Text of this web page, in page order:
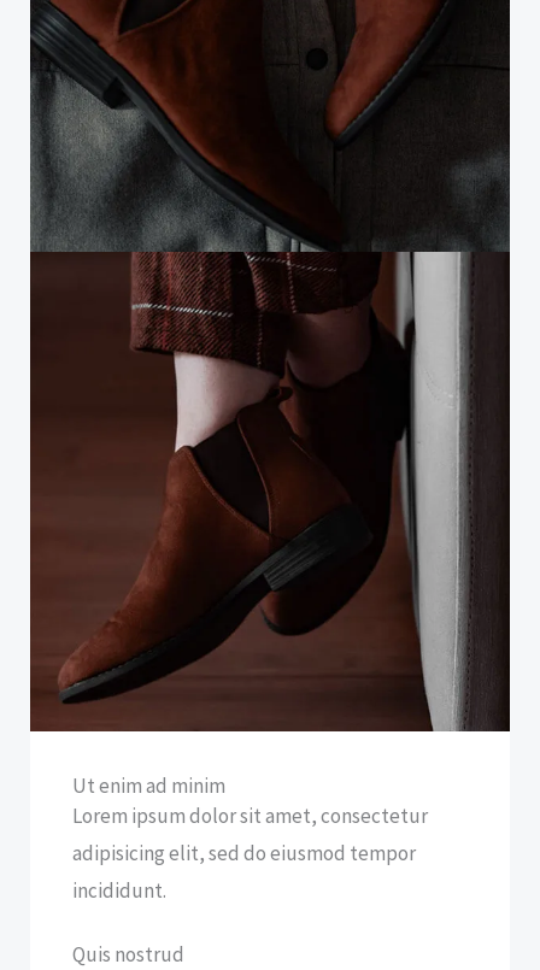
Ut enim ad minim
Lorem ipsum dolor sit amet, consectetur
adipisicing elit, sed do eiusmod tempor
incididunt.
Quis nostrud